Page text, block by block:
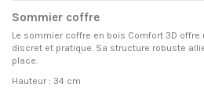
Sommier coffre
Le sommier coffre en bois Comfort 3D
discret et pratique. Sa structure robuste
place.
Hauteur : 34 cm